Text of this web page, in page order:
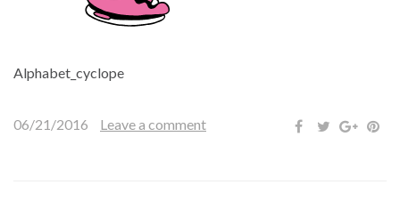
Alphabet_cyclope
06/21/2016 Leave a comment